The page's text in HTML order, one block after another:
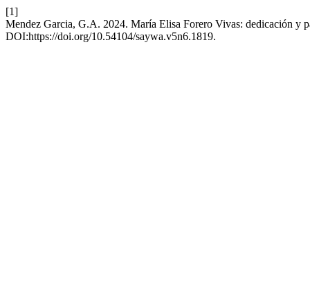
[1]
Mendez Garcia, G.A. 2024. María Elisa Forero Vivas: dedicación y
DOI:https://doi.org/10.54104/saywa.v5n6.1819.